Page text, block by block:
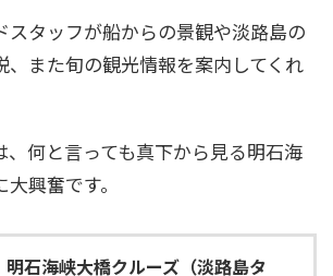
スタッフが船からの景観や淡路島の
、また旬の観光情報を案内してくれ
、何と言っても真下から見る明石海
興奮です。
明石海峡大橋クルーズ（淡路島タ